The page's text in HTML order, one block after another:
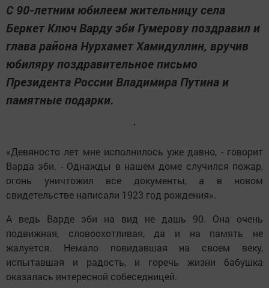
С 90-летним юбилеем жительницу села
Беркет Ключ Варду эби Гумерову поздравил и
глава района Нурхамет Хамидуллин, вручив
юбиляру поздравительное письмо
Президента России Владимира Путина и
памятные подарки.
«Девяносто лет мне исполнилось уже давно, - говорит
Варда эби. - Однажды в нашем доме случился пожар,
огонь уничтожил все документы, а в новом
свидетельстве написали 1923 год рождения».
А ведь Варде эби на вид не дашь 90. Она очень
подвижная, словоохотливая, да и на память не
жалуется. Немало повидавшая на своем веку,
испытавшая и радость, и горечь жизни бабушка
оказалась интересной собеседницей.